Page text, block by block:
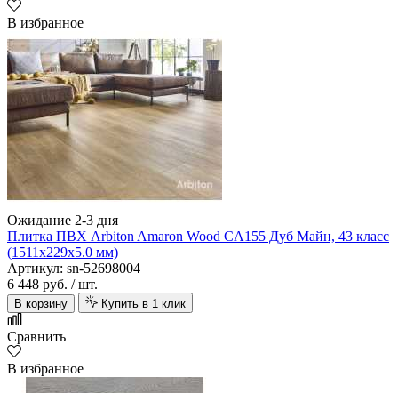
В избранное
Ожидание 2-3 дня
Плитка ПВХ Arbiton Amaron Wood CA155 Дуб Майн, 43 класс
(1511х229х5.0 мм)
Артикул: sn-52698004
6 448 руб. / шт.
В корзину Купить в 1 клик
Сравнить
В избранное